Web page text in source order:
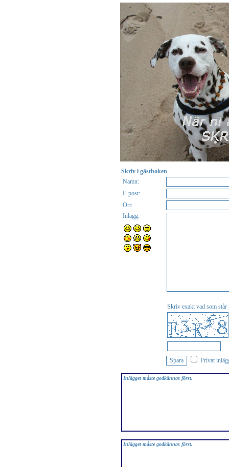
Skriv i gästboken
Namn:
E-post:
Ort:
Inlägg:
Skriv exakt vad som står
Privat
Inlägget måste godkännas först.
Inlägget måste godkännas först.